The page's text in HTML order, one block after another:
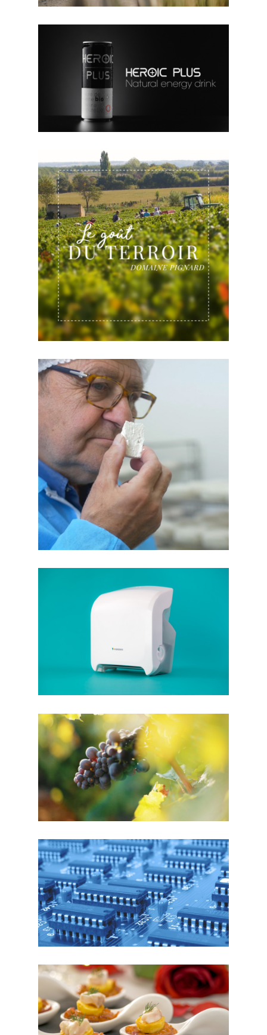
PUBLICITÉ PRODUIT
BOISSON ÉNERGISANTE
REPORTAGE PRODUCTEUR
INTERMARCHÉ - BEAUJOLAIS
REPORTAGE PRODUCTEUR
INTERMARCHÉ
BEAUJOLAIS
FILM TOURISME
FILM POUR LEVÉE DE FONDS I-TEN
HIGH-TECH
INTERMARCHÉ
SÉRIE DE RECETTES